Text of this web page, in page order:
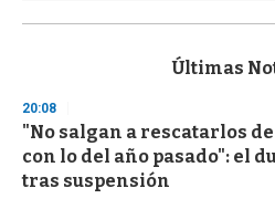
s
d
s
o
f
3
Últimas
20:08
"No salgan a rescatarlos
con lo del año pasado": el
tras suspensión